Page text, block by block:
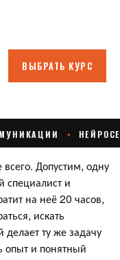
Допустим, одну
специалист и
на неё 20 часов,
искать
делает ту же задачу
опыт и понятный